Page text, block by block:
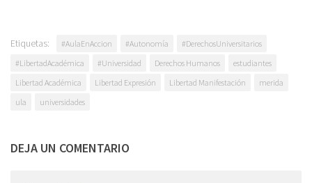
Etiquetas: #AulaEnAccion #Autonomía
#DerechosUniversitarios
#LibertadAcadémica
#Universidad Derechos Humanos
estudiantes
Libertad Académica
Libertad Expresión Libertad Manifestación
merida
ula
universidades
DEJA UN COMENTARIO